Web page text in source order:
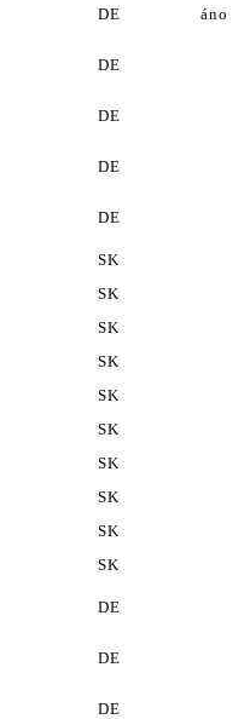
DE áno
DE
DE
DE
DE
SK
SK
SK
SK
SK
SK
SK
SK
SK
SK
DE
DE
DE